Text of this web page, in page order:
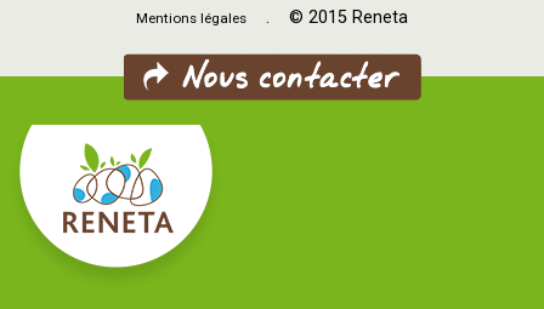
Mentions légales . © 2015 Reneta